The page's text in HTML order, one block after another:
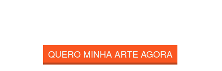
QUERO MINHA ARTE AGORA